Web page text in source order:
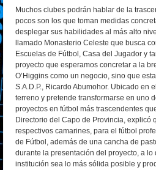
Muchos clubes podrán hablar de la
pocos son los que toman medidas
desplegar sus habilidades al más alto
llamado Monasterio Celeste que busca
Escuelas de Fútbol, Casa del Jugador y
proyecto que esperamos concretar a la
O’Higgins como un negocio, sino que
S.A.D.P., Ricardo Abumohor. Ubicado
terreno y pretende transformarse en uno
proyectos en fútbol más trascendentes
Directorio del Capo de Provincia, explicó
respectivos camarines, para el fútbol
de Fútbol, además de una cancha de
durante la presentación del proyecto, a
institución sea lo más sólida posible y